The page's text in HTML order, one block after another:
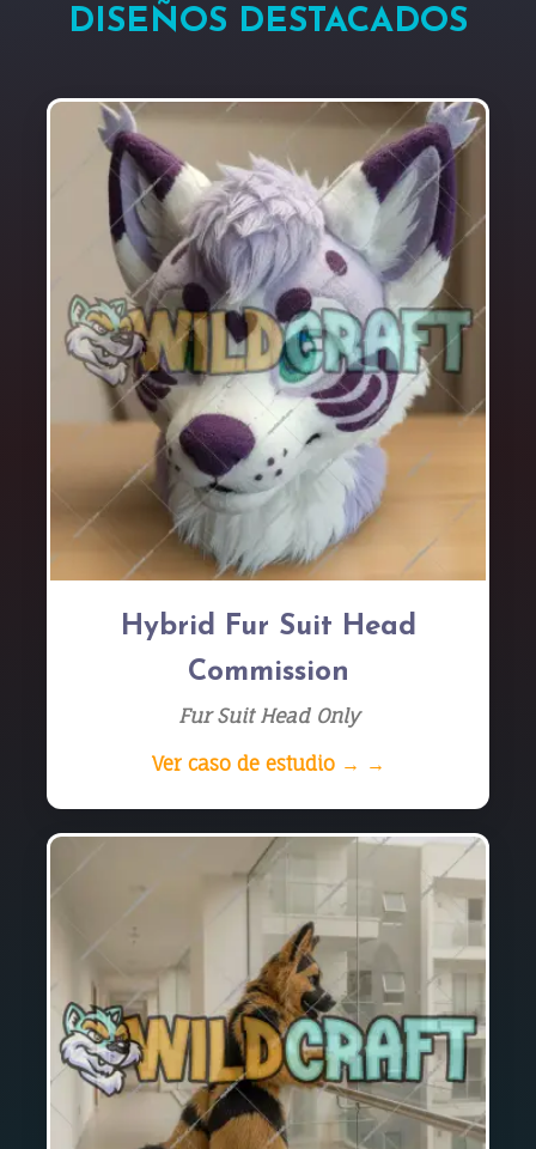
DISEÑOS DESTACADOS
Hybrid Fur Suit Head
Commission
Fur Suit Head Only
Ver caso de estudio → →